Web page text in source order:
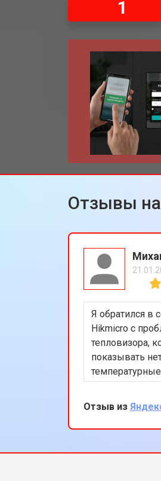
1
Отзывы
Я обратился в
Hikmicro с
тепловизора,
показывать
Специалисты
быстро
используя
остался
тепловизор
Отзыв из